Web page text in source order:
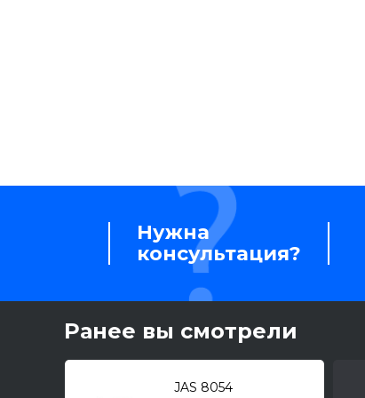
Нужна
консультация?
Ранее вы смотрели
JAS 8054